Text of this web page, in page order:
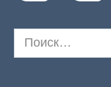
Search
for: